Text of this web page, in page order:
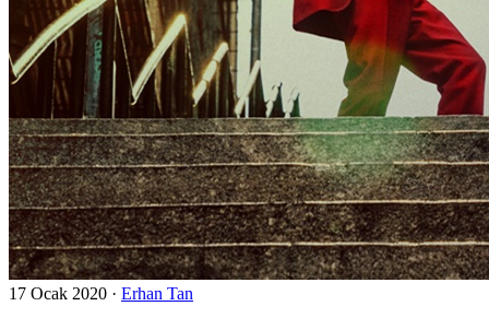
17 Ocak 2020 · Erhan Tan